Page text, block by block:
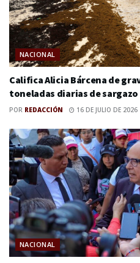
NACIONAL
Califica Alicia Bárcena de
toneladas diarias de
POR REDACCIÓN 16 DE JULIO DE 2026
NACIONAL